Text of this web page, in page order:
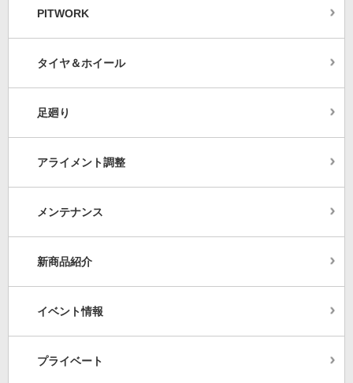
PITWORK
タイヤ＆ホイール
足廻り
アライメント調整
メンテナンス
新商品紹介
イベント情報
プライベート